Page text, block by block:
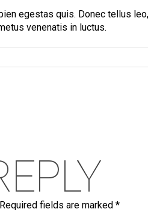
egestas quis. Donec tellus
venenatis in luctus.
Required fields are marked *